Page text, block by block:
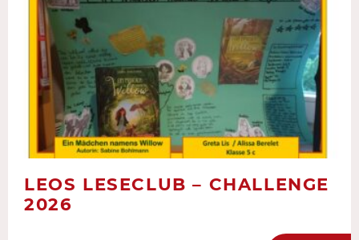
LEOS LESECLUB – CHALLENGE
2026